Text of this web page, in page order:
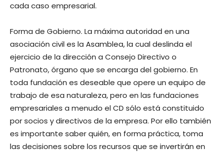
cada caso empresarial.
Forma de Gobierno. La máxima autoridad en una
asociación civil es la Asamblea, la cual deslinda el
ejercicio de la dirección a Consejo Directivo o
Patronato, órgano que se encarga del gobierno. En
toda fundación es deseable que opere un equipo de
trabajo de esa naturaleza, pero en las fundaciones
empresariales a menudo el CD sólo está constituido
por socios y directivos de la empresa. Por ello también
es importante saber quién, en forma práctica, toma
las decisiones sobre los recursos que se invertirán en